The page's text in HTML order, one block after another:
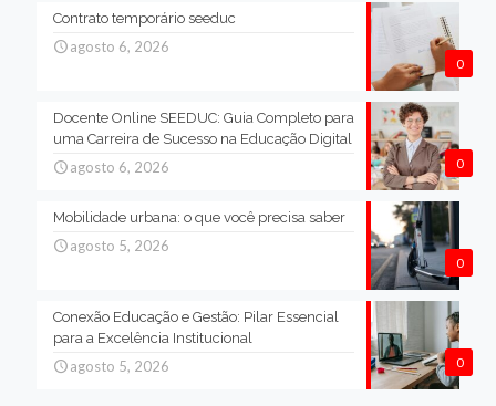
0
Contrato temporário seeduc
agosto 6, 2026
0
Docente Online SEEDUC: Guia Completo para
uma Carreira de Sucesso na Educação Digital
agosto 6, 2026
0
Mobilidade urbana: o que você precisa saber
agosto 5, 2026
0
Conexão Educação e Gestão: Pilar Essencial
para a Excelência Institucional
agosto 5, 2026